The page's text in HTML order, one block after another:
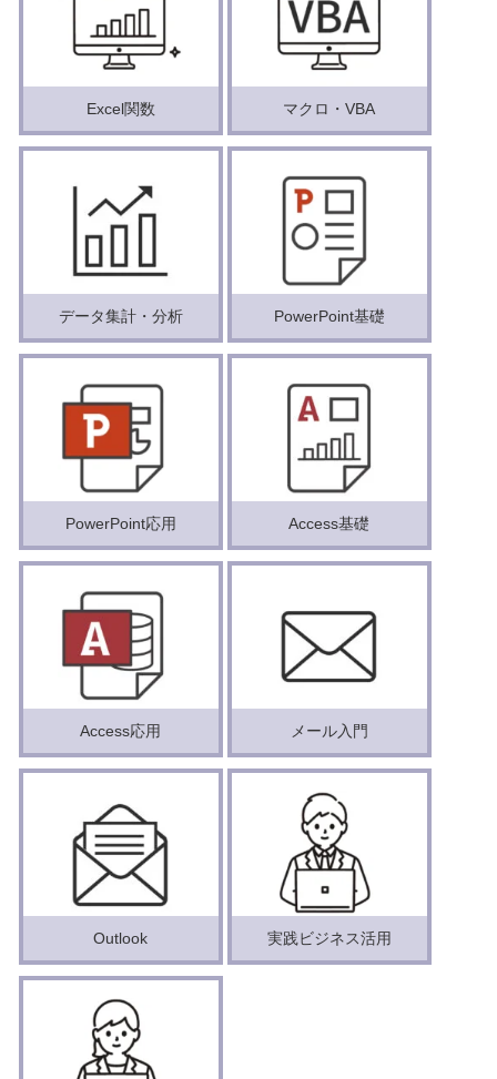
Excel関数 マクロ・VBA
データ集計・分析 PowerPoint基礎
PowerPoint応用 Access基礎
Access応用 メール入門
Outlook 実践ビジネス活用